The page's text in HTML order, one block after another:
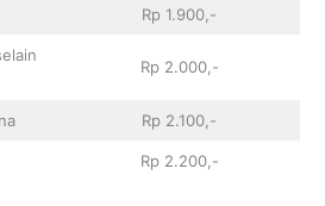
Rp 1.900,-
Rp 2.000,-
Rp 2.100,-
Rp 2.200,-